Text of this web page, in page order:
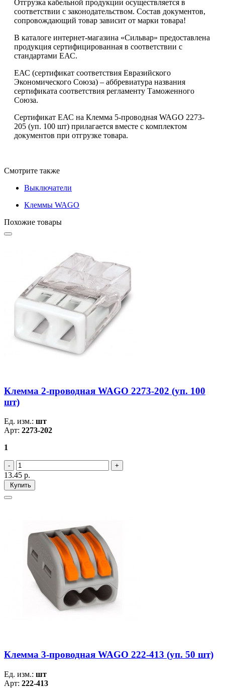
Отгрузка кабельной продукции осуществляется в
соответствии с законодательством. Состав документов,
сопровождающий товар зависит от марки товара!
В каталоге интернет-магазина «Сильвар» предоставлена
продукция сертифицированная в соответствии с
стандартами ЕАС.
ЕАС (сертификат соответствия Евразийского
Экономического Союза) – аббревиатура названия
сертификата соответствия регламенту Таможенного
Союза.
Сертификат ЕАС на Клемма 5-проводная WAGO 2273-
205 (уп. 100 шт) прилагается вместе с комплектом
документов при отгрузке товара.
Смотрите также
Выключатели
Клеммы WAGO
Похожие товары
Клемма 2-проводная WAGO 2273-202 (уп. 100
шт)
Ед. изм.: шт
Арт: 2273-202
1
13.45 р.
Купить
Клемма 3-проводная WAGO 222-413 (уп. 50 шт)
Ед. изм.: шт
Арт: 222-413